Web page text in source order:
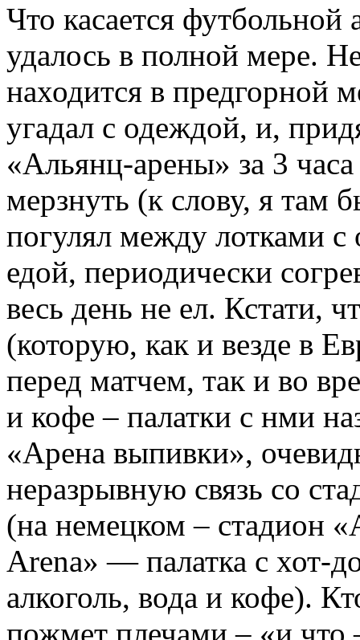
Что касается футбольной
удалось в полной мере.
находится в предгорной
угадал с одеждой, и,
«Альянц-арены» за 3
мерзнуть (к слову, я там
погулял между лотками
едой, периодически
весь день не ел. Кстати,
(которую, как и везде в
перед матчем, так и во
и кофе – палатки с нми
«Арена выпивки»,
неразрывную связь со
(на немецком – стадион
Arena» — палатка с хот-
алкоголь, вода и кофе).
пожмет плечами – «и